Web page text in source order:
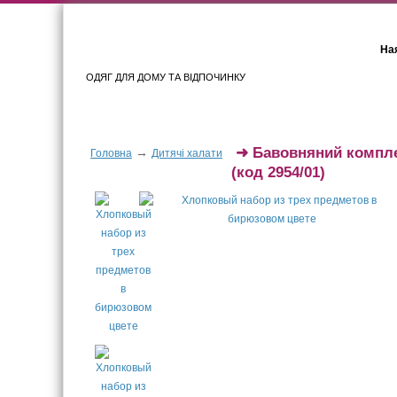
ОДЯГ ДЛЯ ДОМУ ТА ВІДПОЧИНКУ
Головна → Дитячі халати ➜ Бавовняний
(код 2954/01)